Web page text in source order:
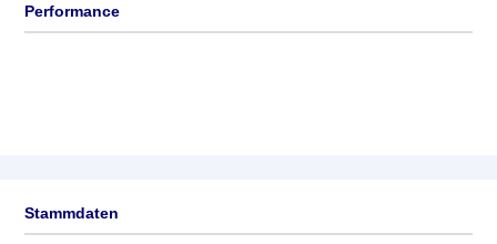
Performance
Stammdaten